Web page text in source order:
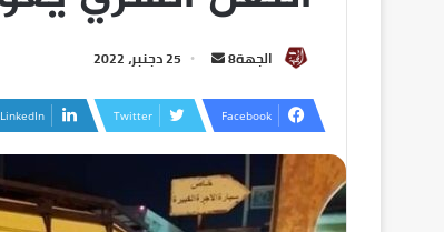
الجهة8 25 دجنبر، 2022
Facebook
Twitter
LinkedIn